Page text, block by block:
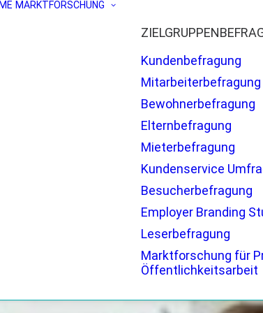
MARKTFORSCHUNG
Kundenbefragung
Mitarbeiterbefragung
Bewohnerbefragung
Elternbefragung
Mieterbefragung
Kundenservice
Besucherbefragung
Employer Branding
Leserbefragung
Marktforschung für
Öffentlichkeitsarbeit